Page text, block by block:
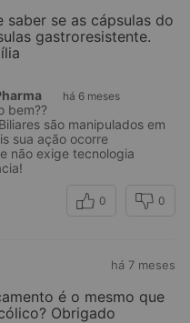
saber se as cápsulas do
gastroresistente.
há 6 meses
bem??
são manipulados em
sua ação ocorre
não exige tecnologia
0 0
há 7 meses
é o mesmo que
Obrigado